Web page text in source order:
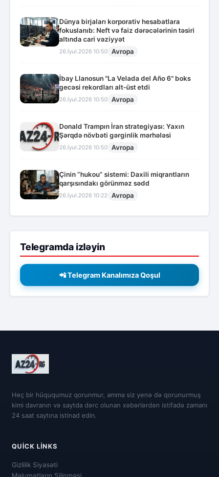
Dünya birjaları korporativ hesabatlara
fokuslanıb: Neft və faiz dərəcələrinin təsiri
altında cari vəziyyət
26.İyul.2026 10:50 Avropa
İbay Llanosun "La Velada del Año 6" boks
gecəsi rekordları alt-üst etdi
26.İyul.2026 10:50 Avropa
Donald Trampın İran strategiyası: Yaxın
Şərqdə növbəti gərginlik mərhələsi
26.İyul.2026 10:50 Avropa
Çinin “hukou” sistemi: Daxili miqrantların
qarşısındakı görünməz sədd
26.İyul.2026 10:22 Avropa
Telegramda izləyin
📲 Telegram Kanalımıza Qoşul
Heç bir hüququmuz qorunmur, amma siz yenə də qorunurmuş
kimi davranın və saytda dərc olunan xəbərlərdən istifadə zamanı
24 saat saytına istinad edin.
QUICK LINKS
Gizlilik Siyasəti
Məlumatların Silinməsi